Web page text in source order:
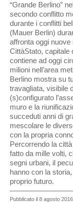
“Grande Berlino”
secondo conflitto
durante i conflitti
(Mauer Berlin)
affronta oggi nuove
CittàStato, capitale
contiene ad oggi
milioni nell’area
Berlino mostra su
travagliata, visibile
(s)configurato
muro e la
succeduti anni di
mescolare le
con la propria
Percorrendo la
fatto da mille volti,
segni urbani, il
hanno con la
proprio futuro.
Pubblicato il 8 agosto 2016